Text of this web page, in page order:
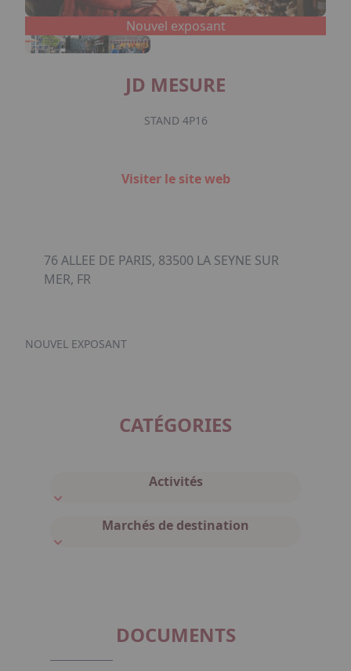
Nouvel exposant
JD MESURE
STAND 4P16
Visiter le site web
76 ALLEE DE PARIS, 83500 LA SEYNE SUR
MER, FR
NOUVEL EXPOSANT
CATÉGORIES
Activités
Marchés de destination
DOCUMENTS